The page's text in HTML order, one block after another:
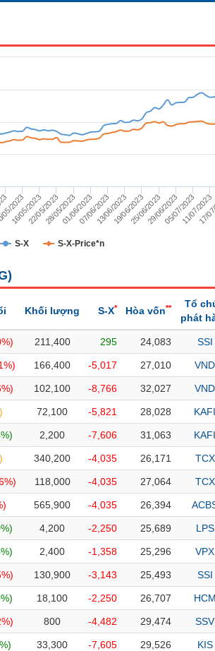
S-X S-X-Price*n
2023
16/05/202322/05/202328/05/202301/06/202307/06/202313/06/202319/06/202325/06/202329/06/202305/07/202311/07/2023
17/
)
Khối lượng S-X* Hòa vốn**
Tổ
phát
211,400 295 24,083 SSI
166,400 -5,017 27,010 VND
102,100 -8,766 32,027 VND
72,100 -5,821 28,028 KAFI
2,200 -7,606 31,063 KAFI
340,200 -4,035 26,171 TCX
118,000 -4,035 27,064 TCX
565,900 -4,035 26,394
4,200 -2,250 25,689 LPS
2,400 -1,358 25,296 VPX
130,900 -3,143 25,493 SSI
18,100 -2,250 26,707 HCM
800 -4,482 29,474 SSV
33,300 -7,605 29,526 KIS
Chứng quyền Hợp đồng tương lai
Cổ đông lớn